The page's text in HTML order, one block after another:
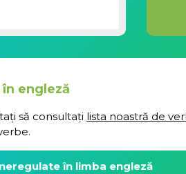
engleză
să consultați lista noastră de
în limba engleză